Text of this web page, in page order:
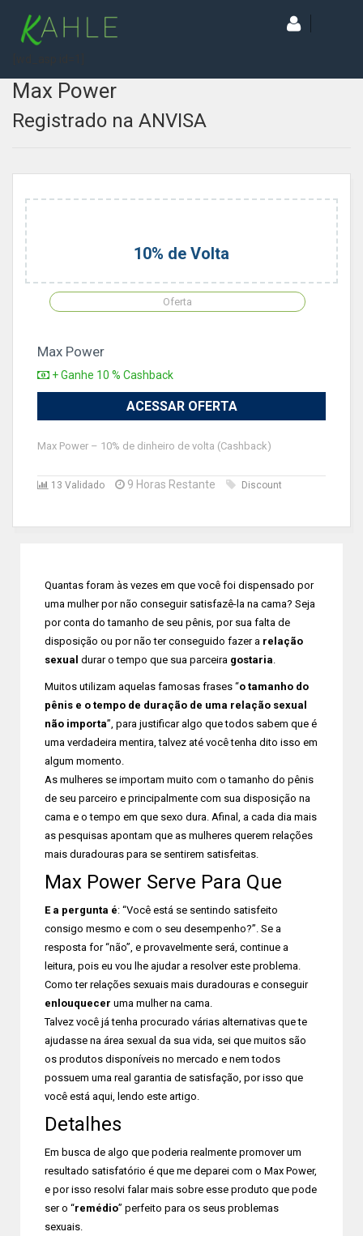
Max Power
Registrado na ANVISA
10% de Volta
Oferta
Max Power
+ Ganhe 10 % Cashback
ACESSAR OFERTA
Max Power – 10% de dinheiro de volta (Cashback)
13 Validado 9 Horas Restante Discount
Quantas foram às vezes em que você foi dispensado por
uma mulher por não conseguir satisfazê-la na cama? Seja
por conta do tamanho de seu pênis, por sua falta de
disposição ou por não ter conseguido fazer a relação
sexual durar o tempo que sua parceira gostaria.
Muitos utilizam aquelas famosas frases “o tamanho do
pênis e o tempo de duração de uma relação sexual
não importa”, para justificar algo que todos sabem que é
uma verdadeira mentira, talvez até você tenha dito isso em
algum momento.
As mulheres se importam muito com o tamanho do pênis
de seu parceiro e principalmente com sua disposição na
cama e o tempo em que sexo dura. Afinal, a cada dia mais
as pesquisas apontam que as mulheres querem relações
mais duradouras para se sentirem satisfeitas.
Max Power Serve Para Que
E a pergunta é: “Você está se sentindo satisfeito
consigo mesmo e com o seu desempenho?”. Se a
resposta for “não”, e provavelmente será, continue a
leitura, pois eu vou lhe ajudar a resolver este problema.
Como ter relações sexuais mais duradouras e conseguir
enlouquecer uma mulher na cama.
Talvez você já tenha procurado várias alternativas que te
ajudasse na área sexual da sua vida, sei que muitos são
os produtos disponíveis no mercado e nem todos
possuem uma real garantia de satisfação, por isso que
você está aqui, lendo este artigo.
Detalhes
Em busca de algo que poderia realmente promover um
resultado satisfatório é que me deparei com o Max Power,
e por isso resolvi falar mais sobre esse produto que pode
ser o “remédio” perfeito para os seus problemas
sexuais.